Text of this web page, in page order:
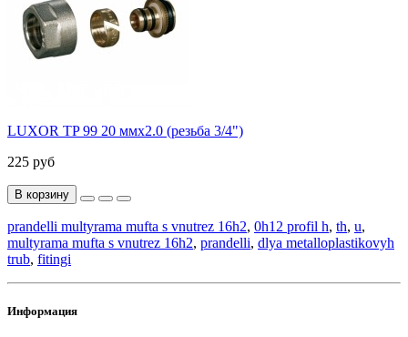
LUXOR TP 99 20 ммх2.0 (резьба 3/4")
225 руб
В корзину
prandelli multyrama mufta s vnutrez 16h2, 0h12 profil h, th, u,
multyrama mufta s vnutrez 16h2, prandelli, dlya metalloplastikovyh
trub, fitingi
Информация